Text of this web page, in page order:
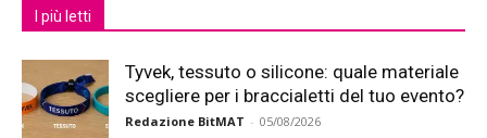
I più letti
Tyvek, tessuto o silicone: quale materiale
scegliere per i braccialetti del tuo evento?
Redazione BitMAT - 05/08/2026